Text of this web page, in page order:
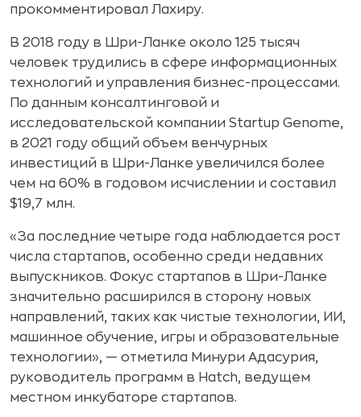
прокомментировал Лахиру.
В 2018 году в Шри-Ланке около 125 тысяч
человек трудились в сфере информационных
технологий и управления бизнес-процессами.
По данным консалтинговой и
исследовательской компании Startup Genome,
в 2021 году общий объем венчурных
инвестиций в Шри-Ланке увеличился более
чем на 60% в годовом исчислении и составил
$19,7 млн.
«За последние четыре года наблюдается рост
числа стартапов, особенно среди недавних
выпускников. Фокус стартапов в Шри-Ланке
значительно расширился в сторону новых
направлений, таких как чистые технологии, ИИ,
машинное обучение, игры и образовательные
технологии», — отметила Минури Адасурия,
руководитель программ в Hatch, ведущем
местном инкубаторе стартапов.